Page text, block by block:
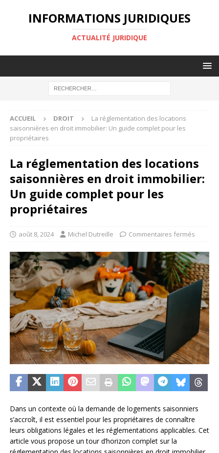
INFORMATIONS JURIDIQUES
ACTUALITÉ JURIDIQUE
ACCUEIL DROIT
La réglementation des locations
saisonnières en droit immobilier: Un guide complet pour les
propriétaires
La réglementation des locations
saisonnières en droit immobilier:
Un guide complet pour les
propriétaires
août 8, 2024 Michel Dutreille Commentaires fermés
Dans un contexte où la demande de logements saisonniers
s’accroît, il est essentiel pour les propriétaires de connaître
leurs obligations légales et les réglementations applicables. Cet
article vous propose un tour d’horizon complet sur la